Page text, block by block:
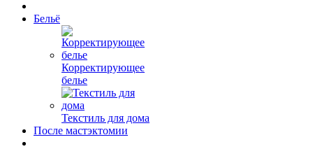
Бельё
Корректирующее
белье
Текстиль для дома
После мастэктомии